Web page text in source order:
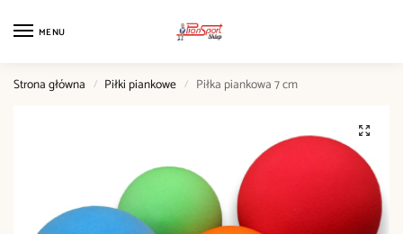
MENU
Strona główna / Piłki piankowe / Piłka piankowa 7 cm